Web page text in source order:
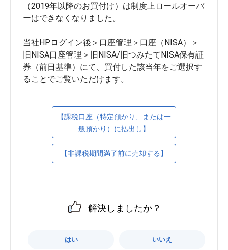
（2019年以降のお買付け）は制度上ロールオーバ
ーはできなくなりました。
当社HPログイン後＞口座管理＞口座（NISA）＞
旧NISA口座管理＞旧NISA/旧つみたてNISA保有証
券（前日基準）にて、買付した該当年をご選択す
ることでご覧いただけます。
【課税口座（特定預かり、または一
般預かり）に払出し】
【非課税期間満了前に売却する】
解決しましたか？
はい いいえ